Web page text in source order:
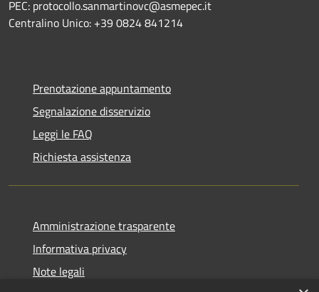
PEC: protocollo.sanmartinovc@asmepec.it
Centralino Unico: +39 0824 841214
Prenotazione appuntamento
Segnalazione disservizio
Leggi le FAQ
Richiesta assistenza
Amministrazione trasparente
Informativa privacy
Note legali